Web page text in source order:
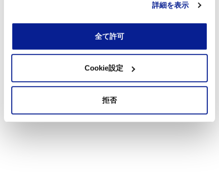
詳細を表示
全て許可
Cookie設定
拒否